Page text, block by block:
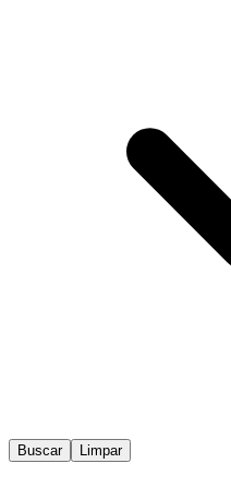
Buscar Limpar